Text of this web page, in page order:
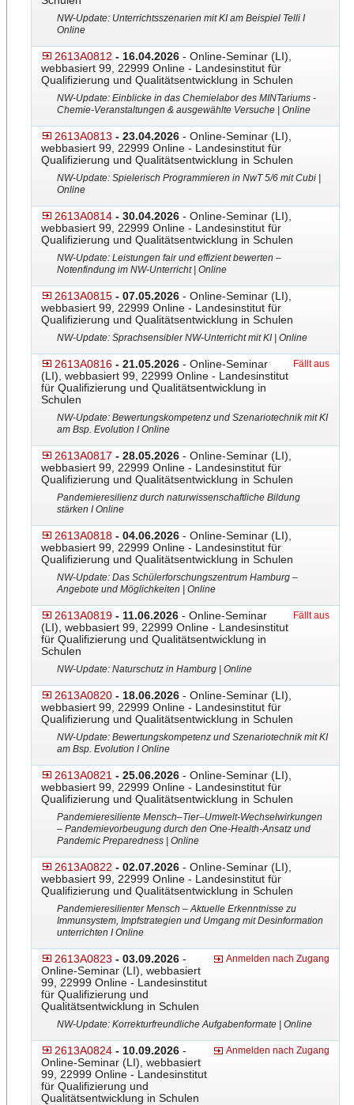
NW-Update: Unterrichtsszenarien mit KI am Beispiel Telli I
Online
2613A0812 - 16.04.2026 - Online-Seminar (LI),
webbasiert 99, 22999 Online - Landesinstitut für
Qualifizierung und Qualitätsentwicklung in Schulen
NW-Update: Einblicke in das Chemielabor des MINTariums -
Chemie-Veranstaltungen & ausgewählte Versuche | Online
2613A0813 - 23.04.2026 - Online-Seminar (LI),
webbasiert 99, 22999 Online - Landesinstitut für
Qualifizierung und Qualitätsentwicklung in Schulen
NW-Update: Spielerisch Programmieren in NwT 5/6 mit Cubi |
Online
2613A0814 - 30.04.2026 - Online-Seminar (LI),
webbasiert 99, 22999 Online - Landesinstitut für
Qualifizierung und Qualitätsentwicklung in Schulen
NW-Update: Leistungen fair und effizient bewerten –
Notenfindung im NW-Unterricht | Online
2613A0815 - 07.05.2026 - Online-Seminar (LI),
webbasiert 99, 22999 Online - Landesinstitut für
Qualifizierung und Qualitätsentwicklung in Schulen
NW-Update: Sprachsensibler NW-Unterricht mit KI | Online
2613A0816 - 21.05.2026 - Online-Seminar
(LI), webbasiert 99, 22999 Online - Landesinstitut
für Qualifizierung und Qualitätsentwicklung in
Schulen
Fällt aus
NW-Update: Bewertungskompetenz und Szenariotechnik mit KI
am Bsp. Evolution I Online
2613A0817 - 28.05.2026 - Online-Seminar (LI),
webbasiert 99, 22999 Online - Landesinstitut für
Qualifizierung und Qualitätsentwicklung in Schulen
Pandemieresilienz durch naturwissenschaftliche Bildung
stärken I Online
2613A0818 - 04.06.2026 - Online-Seminar (LI),
webbasiert 99, 22999 Online - Landesinstitut für
Qualifizierung und Qualitätsentwicklung in Schulen
NW-Update: Das Schülerforschungszentrum Hamburg –
Angebote und Möglichkeiten | Online
2613A0819 - 11.06.2026 - Online-Seminar
(LI), webbasiert 99, 22999 Online - Landesinstitut
für Qualifizierung und Qualitätsentwicklung in
Schulen
Fällt aus
NW-Update: Naturschutz in Hamburg | Online
2613A0820 - 18.06.2026 - Online-Seminar (LI),
webbasiert 99, 22999 Online - Landesinstitut für
Qualifizierung und Qualitätsentwicklung in Schulen
NW-Update: Bewertungskompetenz und Szenariotechnik mit KI
am Bsp. Evolution I Online
2613A0821 - 25.06.2026 - Online-Seminar (LI),
webbasiert 99, 22999 Online - Landesinstitut für
Qualifizierung und Qualitätsentwicklung in Schulen
Pandemieresiliente Mensch–Tier–Umwelt-Wechsel​wirkungen
– Pandemievorbeugung durch den One-Health-Ansatz und
Pandemic Preparedness | Online
2613A0822 - 02.07.2026 - Online-Seminar (LI),
webbasiert 99, 22999 Online - Landesinstitut für
Qualifizierung und Qualitätsentwicklung in Schulen
Pandemieresilienter Mensch – Aktuelle Erkenntnisse zu
Immunsystem, Impfstrategien und Umgang mit Desinformation
unterrichten I Online
2613A0823 - 03.09.2026 -
Online-Seminar (LI), webbasiert
99, 22999 Online - Landesinstitut
für Qualifizierung und
Qualitätsentwicklung in Schulen
Anmelden nach Zugang
NW-Update: Korrekturfreundliche Aufgabenformate | Online
2613A0824 - 10.09.2026 -
Online-Seminar (LI), webbasiert
99, 22999 Online - Landesinstitut
für Qualifizierung und
Qualitätsentwicklung in Schulen
Anmelden nach Zugang